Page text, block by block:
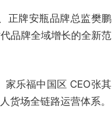
正牌安瓶品牌总监樊鹏
品牌全域增长的全新范
家乐福中国区 CEO张其
货场全链路运营体系。